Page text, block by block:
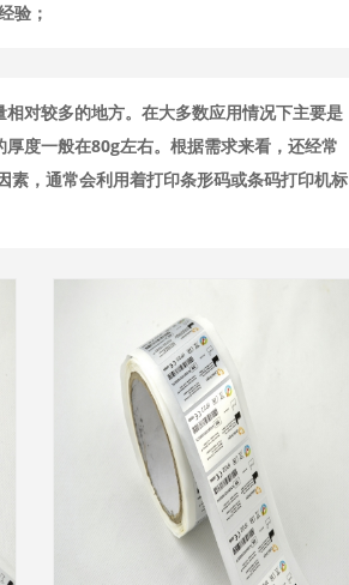
验；
对较多的地方。在大多数应用情况下主要是
度一般在80g左右。根据需求来看，还经常
素，通常会利用着打印条形码或条码打印机标